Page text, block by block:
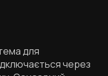
для
через